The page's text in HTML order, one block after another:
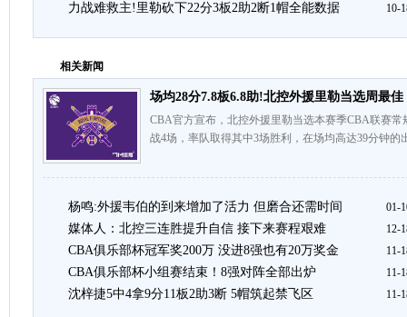
力战难救主!里勒砍下22分3板2助2断1帽全能数据 10-
相关新闻
场均28分7.8板6.8助!北控外援里勒当选周最佳
CBA官方宣布，北控外援里勒当选本赛季CBA联赛
战4场，率队取得其中3场胜利，在场均高达39分钟
杨鸣:外援韦伯的到来增加了活力 但磨合还需时间 01-
媒体人：北控三连胜提升自信 接下来赛程艰难 12-
CBA俱乐部杯冠军奖200万 没进8强也有20万奖金 11-
CBA俱乐部杯小组赛结束！8强对阵全部出炉 11-
沈梓捷5中4拿9分11板2助3断 5帽筑起禁飞区 11-